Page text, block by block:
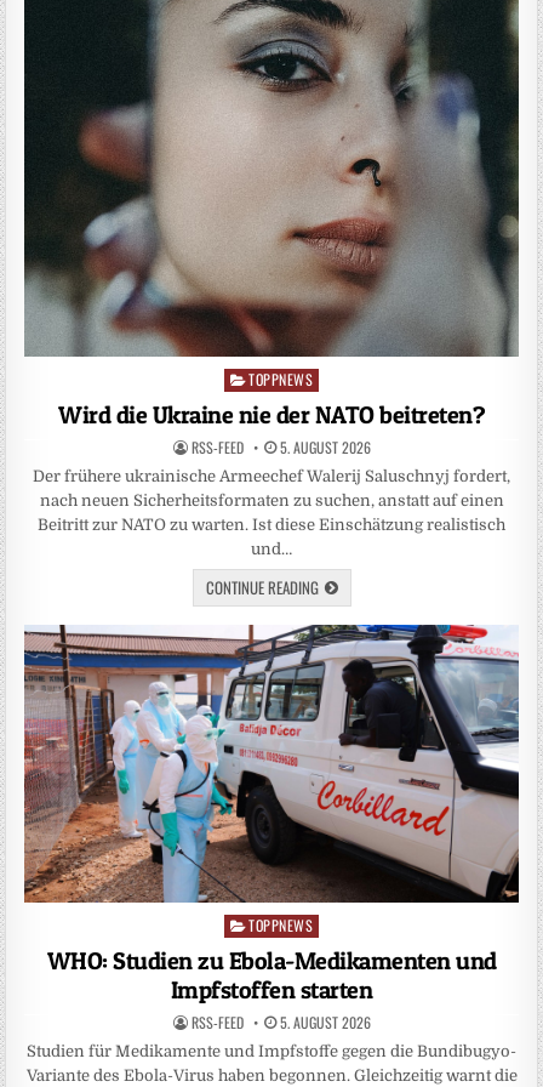
Posted
TOPPNEWS
Wird die Ukraine nie der NATO beitreten?
RSS-FEED 5. AUGUST 2026
Der frühere ukrainische Armeechef Walerij Saluschnyj fordert,
nach neuen Sicherheitsformaten zu suchen, anstatt auf einen
Beitritt zur NATO zu warten. Ist diese Einschätzung realistisch
und…
CONTINUE READING
Posted
in
TOPPNEWS
WHO: Studien zu Ebola-Medikamenten und
Impfstoffen starten
RSS-FEED 5. AUGUST 2026
Studien für Medikamente und Impfstoffe gegen die Bundibugyo-
Variante des Ebola-Virus haben begonnen. Gleichzeitig warnt die